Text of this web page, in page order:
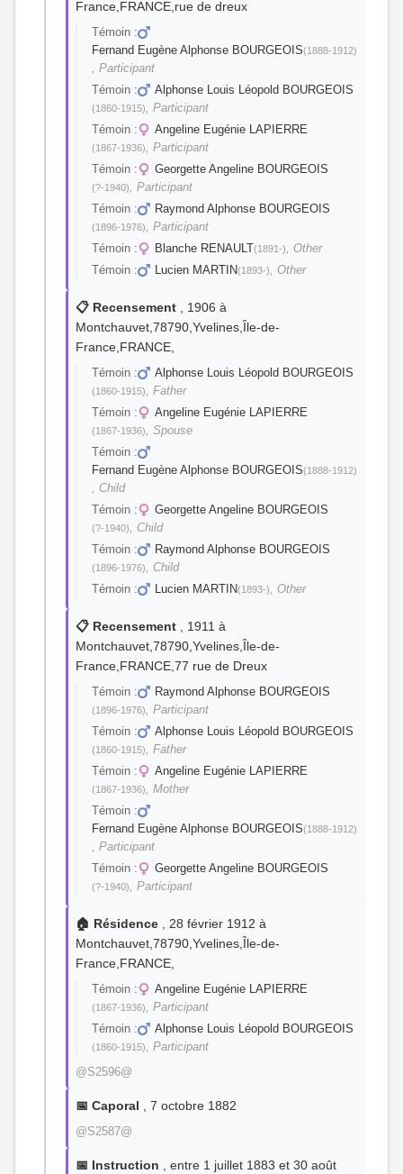
France,FRANCE,rue de dreux
Témoin :
Fernand Eugène Alphonse BOURGEOIS(1888-1912)
, Participant
Témoin :
Alphonse Louis Léopold BOURGEOIS
(1860-1915), Participant
Témoin :
Angeline Eugénie LAPIERRE
(1867-1936), Participant
Témoin :
Georgette Angeline BOURGEOIS
(?-1940), Participant
Témoin :
Raymond Alphonse BOURGEOIS
(1896-1976), Participant
Témoin :
Blanche RENAULT(1891-), Other
Témoin :
Lucien MARTIN(1893-), Other
📋 Recensement , 1906 à
Montchauvet,78790,Yvelines,Île-de-
France,FRANCE,
Témoin : Alphonse Louis Léopold BOURGEOIS
(1860-1915), Father
Témoin :
Angeline Eugénie LAPIERRE
(1867-1936), Spouse
Témoin :
Fernand Eugène Alphonse BOURGEOIS(1888-1912)
, Child
Témoin :
Georgette Angeline BOURGEOIS
(?-1940), Child
Témoin :
Raymond Alphonse BOURGEOIS
(1896-1976), Child
Témoin :
Lucien MARTIN(1893-), Other
📋 Recensement , 1911 à
Montchauvet,78790,Yvelines,Île-de-
France,FRANCE,77 rue de Dreux
Témoin : Raymond Alphonse BOURGEOIS
(1896-1976), Participant
Témoin :
Alphonse Louis Léopold BOURGEOIS
(1860-1915), Father
Témoin :
Angeline Eugénie LAPIERRE
(1867-1936), Mother
Témoin :
Fernand Eugène Alphonse BOURGEOIS(1888-1912)
, Participant
Témoin :
Georgette Angeline BOURGEOIS
(?-1940), Participant
🏠 Résidence , 28 février 1912 à
Montchauvet,78790,Yvelines,Île-de-
France,FRANCE,
Témoin : Angeline Eugénie LAPIERRE
(1867-1936), Participant
Témoin :
Alphonse Louis Léopold BOURGEOIS
(1860-1915), Participant
@S2596@
📅 Caporal , 7 octobre 1882
@S2587@
📅 Instruction , entre 1 juillet 1883 et 30 août